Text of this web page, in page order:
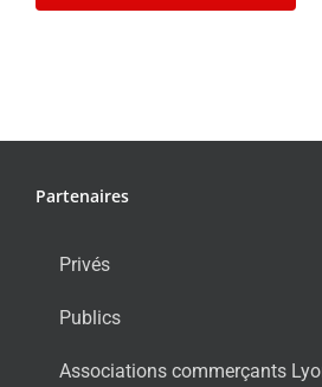
Partenaires
Privés
Publics
Associations commerçants